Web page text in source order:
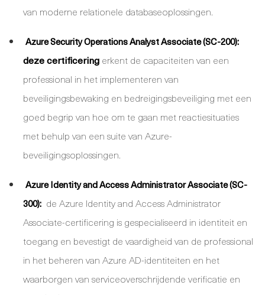
van moderne relationele databaseoplossingen.
Azure Security Operations Analyst Associate (SC-200):
deze certificering erkent de capaciteiten van een
professional in het implementeren van
beveiligingsbewaking en bedreigingsbeveiliging met een
goed begrip van hoe om te gaan met reactiesituaties
met behulp van een suite van Azure-
beveiligingsoplossingen.
Azure Identity and Access Administrator Associate (SC-
300): de Azure Identity and Access Administrator
Associate-certificering is gespecialiseerd in identiteit en
toegang en bevestigt de vaardigheid van de professional
in het beheren van Azure AD-identiteiten en het
waarborgen van serviceoverschrijdende verificatie en